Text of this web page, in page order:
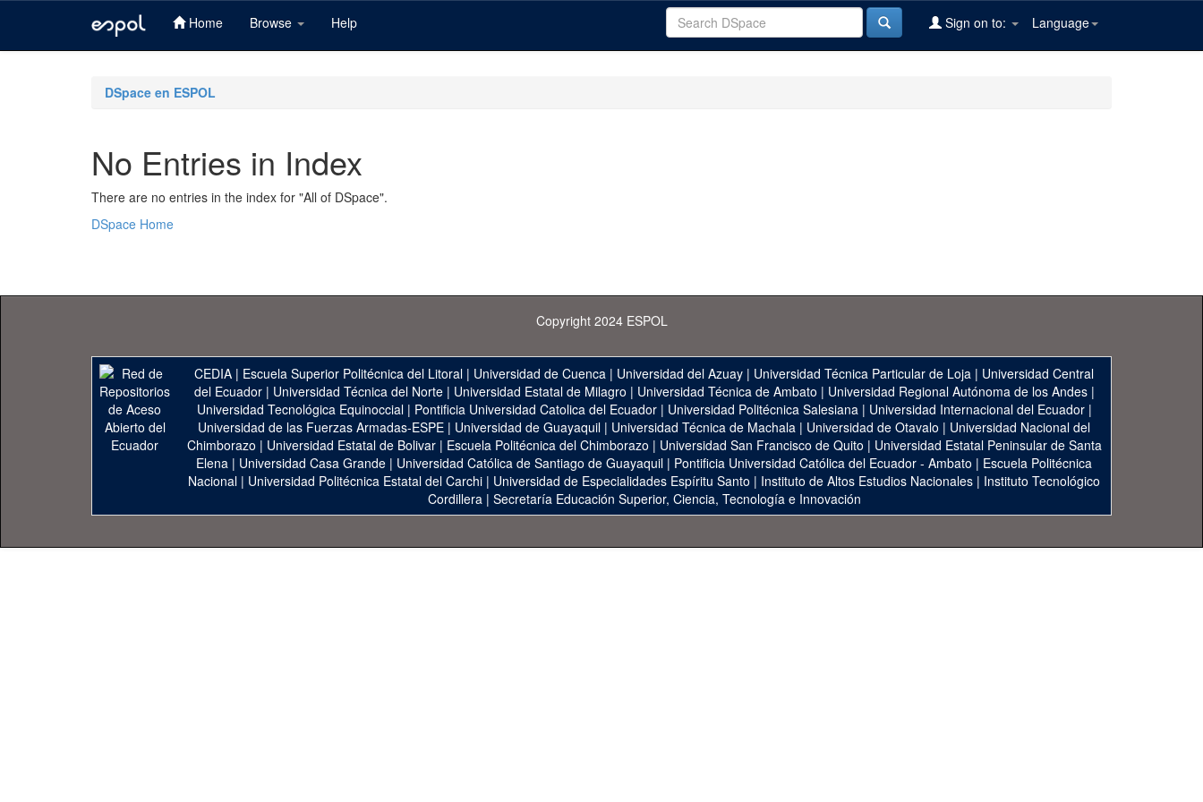
Home Browse Help Language
Sign on to:
DSpace en ESPOL
No Entries in Index
There are no entries in the index for "All of DSpace".
DSpace Home
Copyright 2024 ESPOL
CEDIA | Escuela Superior Politécnica del Litoral | Universidad de Cuenca | Universidad del Azuay | Universidad Técnica Particular de Loja | Universidad Central
del Ecuador| Universidad Técnica del Norte| Universidad Estatal de Milagro | Universidad Técnica de Ambato | Universidad Regional Autónoma de los Andes|
Universidad Tecnológica Equinoccial| Pontificia Universidad Catolica del Ecuador| Universidad Politécnica Salesiana| Universidad Internacional del Ecuador|
Universidad de las Fuerzas Armadas-ESPE | Universidad de Guayaquil | Universidad Técnica de Machala | Universidad de Otavalo | Universidad Nacional del
Chimborazo | Universidad Estatal de Bolivar| Escuela Politécnica del Chimborazo | Universidad San Francisco de Quito | Universidad Estatal Peninsular de Santa
Elena | Universidad Casa Grande | Universidad Católica de Santiago de Guayaquil | Pontificia Universidad Católica del Ecuador - Ambato | Escuela Politécnica
Nacional | Universidad Politécnica Estatal del Carchi | Universidad de Especialidades Espíritu Santo | Instituto de Altos Estudios Nacionales | Instituto Tecnológico
Cordillera| Secretaría Educación Superior, Ciencia, Tecnología e Innovación